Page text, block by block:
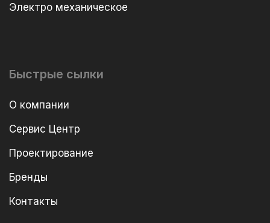
Электро механическое
Быстрые сылки
О компании
Сервис Центр
Проектирование
Бренды
Контакты